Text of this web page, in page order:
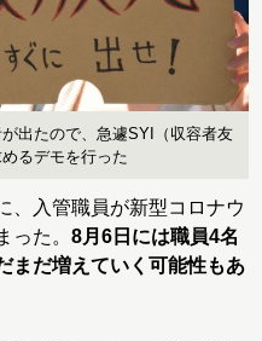
出たので、急遽SYI（収容者友
るデモを行った
入管職員が新型コロナウ
った。 8月6日には職員4名
まだ増えていく可能性もあ